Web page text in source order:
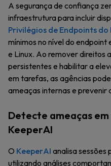
A segurança de confiança
infraestrutura para incluir
Privilégios de Endpoints do
mínimos no nível do
e Linux. Ao remover direitos
persistentes e habilitar a
em tarefas, as agências
ameaças internas e
Detecte ameaças
KeeperAI
O KeeperAI analisa sessões
utilizando análises